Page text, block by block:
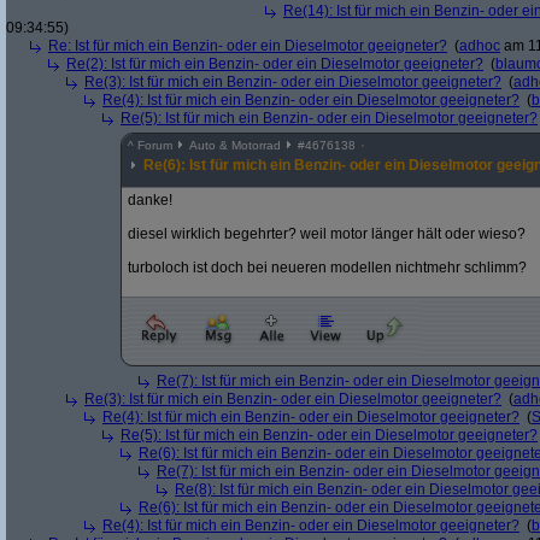
Re(14): Ist für mich ein Benzin- oder
09:34:55)
Re: Ist für mich ein Benzin- oder ein Dieselmotor geeigneter? (adhoc am
Re(2): Ist für mich ein Benzin- oder ein Dieselmotor geeigneter? (
Re(3): Ist für mich ein Benzin- oder ein Dieselmotor geeigneter? (
Re(4): Ist für mich ein Benzin- oder ein Dieselmotor geeigneter? (
Re(5): Ist für mich ein Benzin- oder ein Dieselmotor geeigneter?
^ Forum Auto & Motorrad #4676138
Re(6): Ist für mich ein Benzin- oder ein Dieselmotor
danke!
diesel wirklich begehrter? weil motor länger hält oder wieso?
turboloch ist doch bei neueren modellen nichtmehr schlimm?
Re(7): Ist für mich ein Benzin- oder ein Dieselmotor
Re(3): Ist für mich ein Benzin- oder ein Dieselmotor geeigneter? (
Re(4): Ist für mich ein Benzin- oder ein Dieselmotor geeigneter? (
Re(5): Ist für mich ein Benzin- oder ein Dieselmotor geeigneter?
Re(6): Ist für mich ein Benzin- oder ein Dieselmotor
Re(7): Ist für mich ein Benzin- oder ein Dieselmotor
Re(8): Ist für mich ein Benzin- oder ein Dieselmotor
Re(6): Ist für mich ein Benzin- oder ein Dieselmotor
Re(4): Ist für mich ein Benzin- oder ein Dieselmotor geeigneter? (